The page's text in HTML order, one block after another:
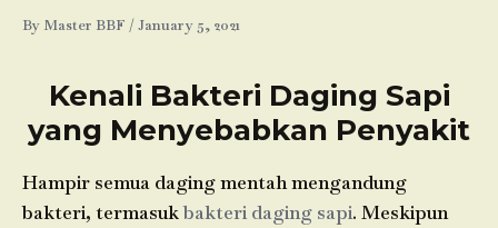
By Master BBF /January 5, 2021
Kenali Bakteri Daging Sapi
yang Menyebabkan Penyakit
Hampir semua daging mentah mengandung
bakteri, termasukbakteri daging sapi. Meskipun